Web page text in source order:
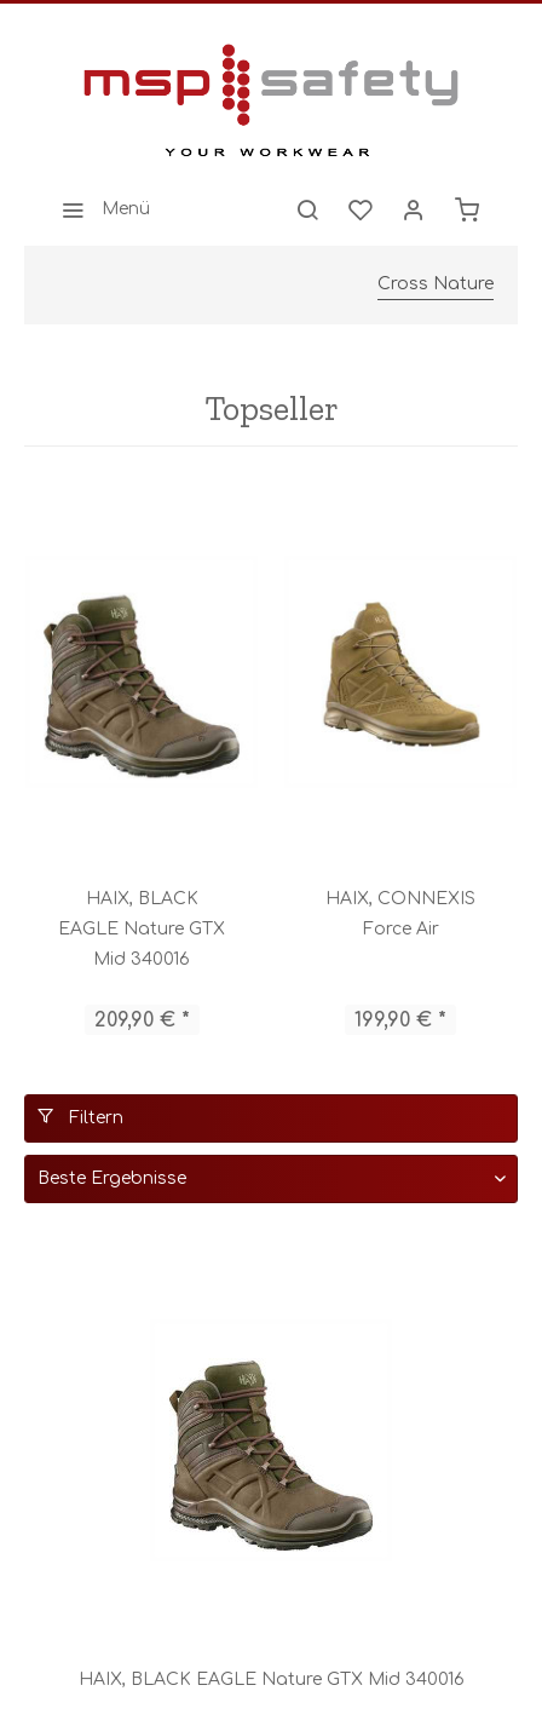
Menü
Cross Nature
Topseller
HAIX, BLACK
EAGLE Nature GTX
Mid 340016
209,90 € *
HAIX, CONNEXIS
Force Air
199,90 € *
Filtern
HAIX, BLACK EAGLE Nature GTX Mid 340016